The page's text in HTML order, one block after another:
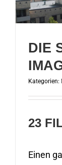
DIE
Kategorien:
23
Einen